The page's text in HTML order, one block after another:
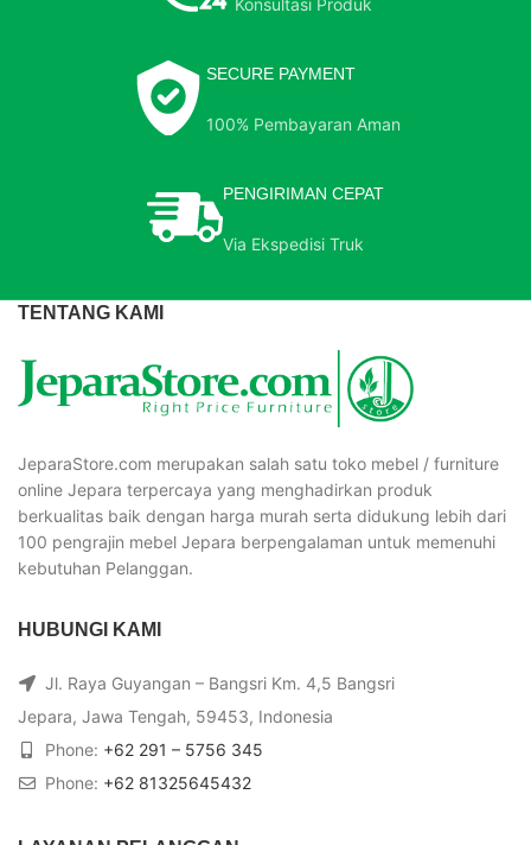
SECURE PAYMENT
100% Pembayaran Aman
PENGIRIMAN CEPAT
Via Ekspedisi Truk
TENTANG KAMI
JeparaStore.com merupakan salah satu toko mebel / furniture
online Jepara terpercaya yang menghadirkan produk
berkualitas baik dengan harga murah serta didukung lebih dari
100 pengrajin mebel Jepara berpengalaman untuk memenuhi
kebutuhan Pelanggan.
HUBUNGI KAMI
Jl. Raya Guyangan – Bangsri Km. 4,5 Bangsri
Jepara, Jawa Tengah, 59453, Indonesia
Phone: +62 291 – 5756 345
Phone: +62 81325645432